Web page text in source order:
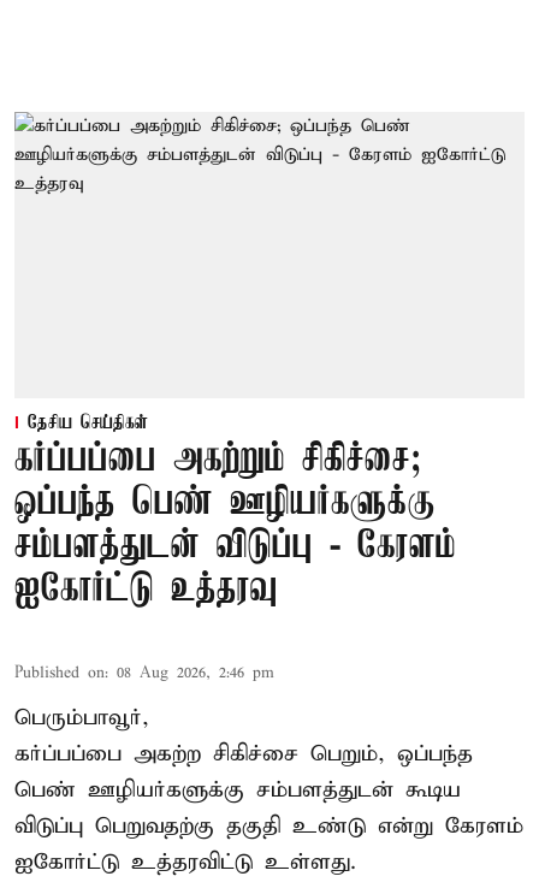
தேசிய செய்திகள்
கர்ப்பப்பை அகற்றும் சிகிச்சை;
ஒப்பந்த பெண் ஊழியர்களுக்கு
சம்பளத்துடன் விடுப்பு - கேரளம்
ஐகோர்ட்டு உத்தரவு
Published on: 08 Aug 2026, 2:46 pm
பெரும்பாவூர்,
கர்ப்பப்பை அகற்ற சிகிச்சை பெறும், ஒப்பந்த
பெண் ஊழியர்களுக்கு சம்பளத்துடன் கூடிய
விடுப்பு பெறுவதற்கு தகுதி உண்டு என்று கேரளம்
ஐகோர்ட்டு உத்தரவிட்டு உள்ளது.